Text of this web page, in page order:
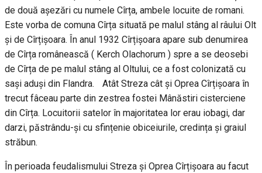
de două așezări cu numele Cîrța, ambele locuite de romani.
Este vorba de comuna Cîrța situată pe malul stâng al râului Olt
și de Cîrțișoara. În anul 1932 Cîrțișoara apare sub denumirea
de Cîrța românească ( Kerch Olachorum ) spre a se deosebi
de Cîrța de pe malul stâng al Oltului, ce a fost colonizată cu
sași aduși din Flandra. Atât Streza cât și Oprea Cîrțișoara în
trecut fâceau parte din zestrea fostei Mânăstiri cisterciene
din Cîrța. Locuitorii satelor în majoritatea lor erau iobagi, dar
darzi, păstrându-și cu sfințenie obiceiurile, credința și graiul
străbun.
În perioada feudalismului Streza și Oprea Cîrțișoara au facut